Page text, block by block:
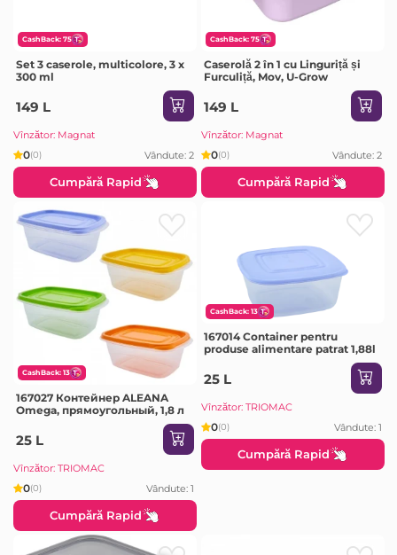
CashBack: 75
Set 3 caserole, multicolore, 3 x
300 ml
149 L
Vînzător: Magnat
0(0) Vândute: 2
Cumpără Rapid
CashBack: 75
Caserolă 2 în 1 cu Linguriță și
Furculiță, Mov, U-Grow
149 L
Vînzător: Magnat
0(0) Vândute: 2
Cumpără Rapid
CashBack: 13
167027 Контейнер ALEANA
Omega, прямоугольный, 1,8 л
25 L
Vînzător: TRIOMAC
0(0) Vândute: 1
Cumpără Rapid
CashBack: 13
167014 Container pentru
produse alimentare patrat 1,88l
25 L
Vînzător: TRIOMAC
0(0) Vândute: 1
Cumpără Rapid